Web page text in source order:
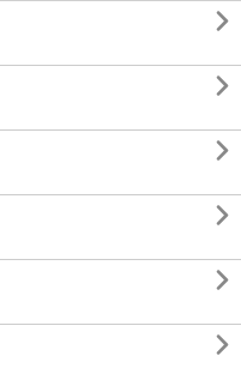





